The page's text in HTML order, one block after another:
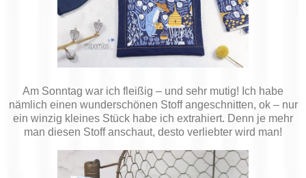
Am Sonntag war ich fleißig – und sehr mutig! Ich habe
nämlich einen wunderschönen Stoff angeschnitten, ok – nur
ein winzig kleines Stück habe ich extrahiert. Denn je mehr
man diesen Stoff anschaut, desto verliebter wird man!